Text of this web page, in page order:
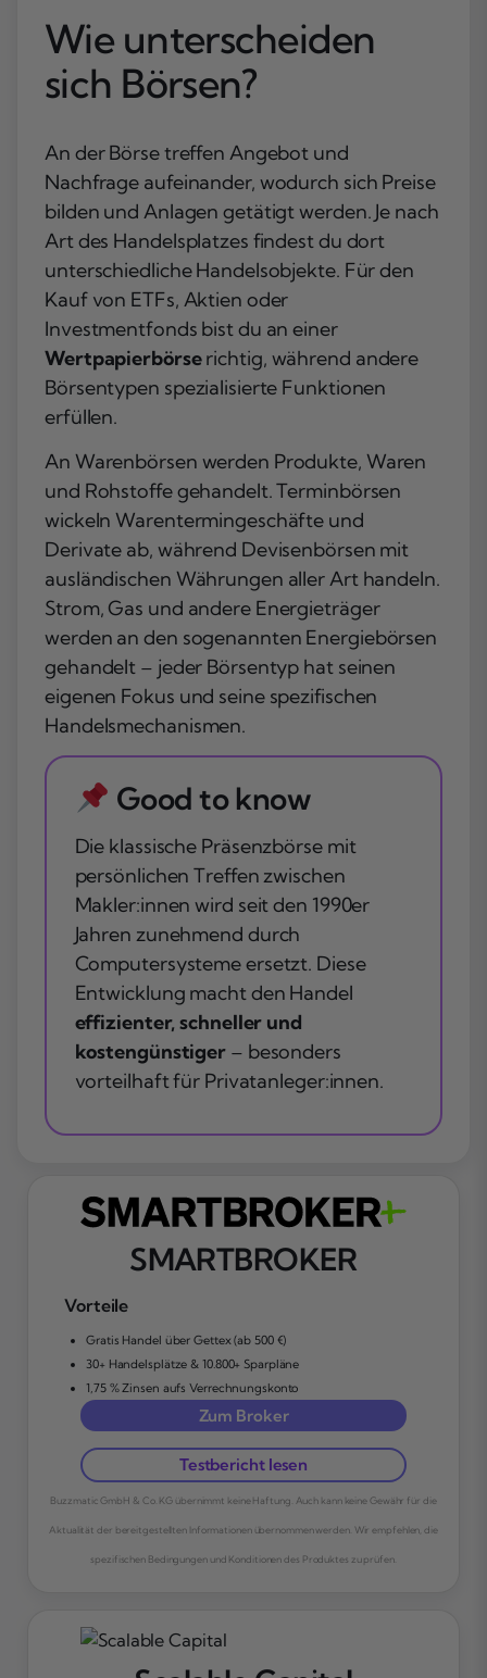
Wie unterscheiden
sich Börsen?
An der Börse treffen Angebot und
Nachfrage aufeinander, wodurch sich Preise
bilden und Anlagen getätigt werden. Je nach
Art des Handelsplatzes findest du dort
unterschiedliche Handelsobjekte. Für den
Kauf von ETFs, Aktien oder
Investmentfonds bist du an einer
Wertpapierbörserichtig, während andere
Börsentypen spezialisierte Funktionen
erfüllen.
An Warenbörsen werden Produkte, Waren
und Rohstoffe gehandelt. Terminbörsen
wickeln Warentermingeschäfte und
Derivate ab, während Devisenbörsen mit
ausländischen Währungen aller Art handeln.
Strom, Gas und andere Energieträger
werden an den sogenannten Energiebörsen
gehandelt – jeder Börsentyp hat seinen
eigenen Fokus und seine spezifischen
Handelsmechanismen.
Good to know
Die klassische Präsenzbörse mit
persönlichen Treffen zwischen
Makler:innen wird seit den 1990er
Jahren zunehmend durch
Computersysteme ersetzt. Diese
Entwicklung macht den Handel
effizienter, schneller und
kostengünstiger – besonders
vorteilhaft für Privatanleger:innen.
SMARTBROKER
Vorteile
Gratis Handel über Gettex (ab 500 €)
30+ Handelsplätze & 10.800+ Sparpläne
1,75 % Zinsen aufs Verrechnungskonto
Zum Broker
Testbericht lesen
Buzzmatic GmbH & Co. KG übernimmt keine Haftung. Auch kann keine Gewähr für die
Aktualität der bereitgestellten Informationen übernommen werden. Wir empfehlen, die
spezifischen Bedingungen und Konditionen des Produktes zu prüfen.